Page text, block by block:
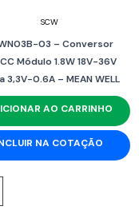
SCW
03 – Conversor
Módulo 1.8W 18V-36V
3,3V-0.6A – MEAN WELL
AO CARRINHO
NA COTAÇÃO